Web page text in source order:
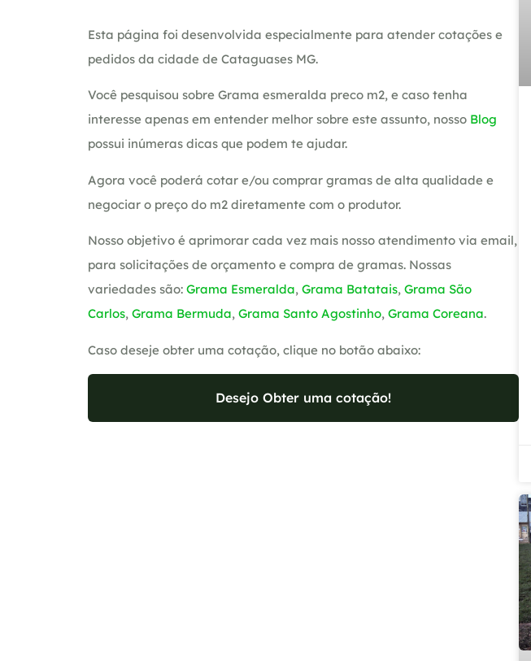
Esta página foi desenvolvida especialmente para atender cotações e
pedidos da cidade de Cataguases MG.
Você pesquisou sobre Grama esmeralda preco m2, e caso tenha
interesse apenas em entender melhor sobre este assunto, nosso Blog
possui inúmeras dicas que podem te ajudar.
Agora você poderá cotar e/ou comprar gramas de alta qualidade e
negociar o preço do m2 diretamente com o produtor.
Nosso objetivo é aprimorar cada vez mais nosso atendimento via email,
para solicitações de orçamento e compra de gramas. Nossas
variedades são: Grama Esmeralda, Grama Batatais, Grama São
Carlos, Grama Bermuda, Grama Santo Agostinho, Grama Coreana.
Caso deseje obter uma cotação, clique no botão abaixo:
Desejo Obter uma cotação!